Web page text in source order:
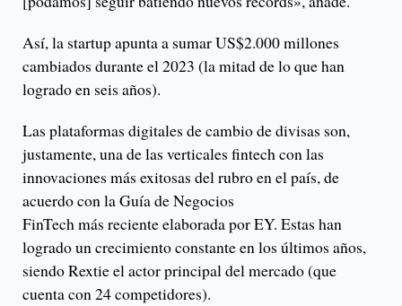
Así, la startup apunta a sumar US$2.000 millones
cambiados durante el 2023 (la mitad de lo que han
logrado en seis años).
Las plataformas digitales de cambio de divisas son,
justamente, una de las verticales fintech con las
innovaciones más exitosas del rubro en el país, de
acuerdo con la Guía de Negocios
FinTech más reciente elaborada por EY. Estas han
logrado un crecimiento constante en los últimos años,
siendo Rextie el actor principal del mercado (que
cuenta con 24 competidores).